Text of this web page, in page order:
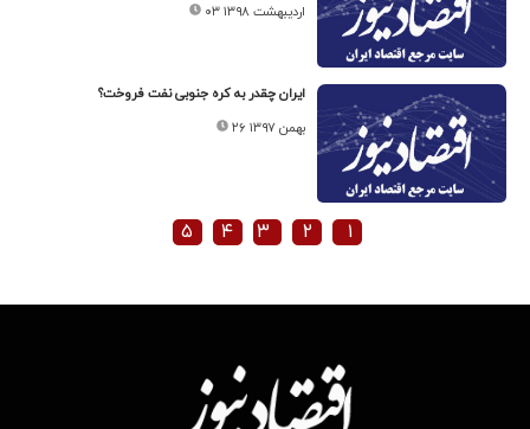
۰۳ اردیبهشت ۱۳۹۸
ایران چقدر به کره جنوبی نفت فروخت؟
۲۶ بهمن ۱۳۹۷
۱ ۲ ۳ ۴ ۵